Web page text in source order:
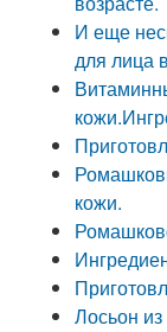
И еще
для лица
кожи.
Лосьон